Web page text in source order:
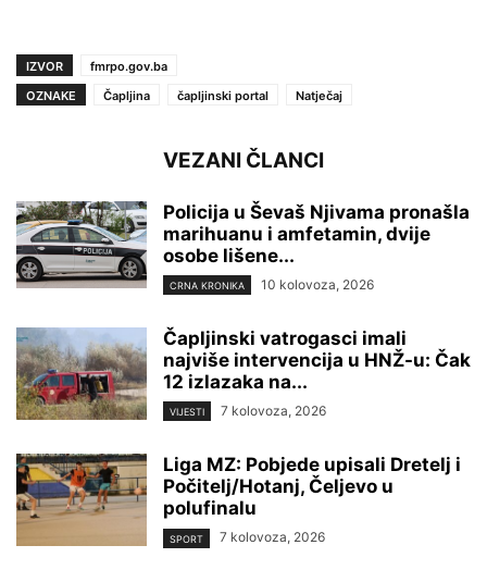
IZVOR
fmrpo.gov.ba
OZNAKE
Čapljina čapljinski portal Natječaj
VEZANI ČLANCI
Policija u Ševaš Njivama pronašla
marihuanu i amfetamin, dvije
osobe lišene...
CRNA KRONIKA 10 kolovoza, 2026
Čapljinski vatrogasci imali
najviše intervencija u HNŽ-u: Čak
12 izlazaka na...
VIJESTI 7 kolovoza, 2026
Liga MZ: Pobjede upisali Dretelj i
Počitelj/Hotanj, Čeljevo u
polufinalu
SPORT 7 kolovoza, 2026